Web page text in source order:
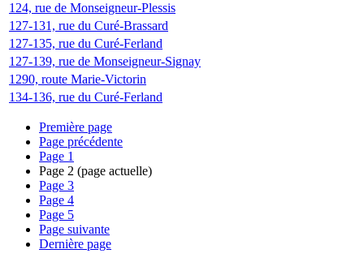
124, rue de Monseigneur-Plessis
127-131, rue du Curé-Brassard
127-135, rue du Curé-Ferland
127-139, rue de Monseigneur-Signay
1290, route Marie-Victorin
134-136, rue du Curé-Ferland
Première page
Page précédente
Page 1
Page 2 (page actuelle)
Page 3
Page 4
Page 5
Page suivante
Dernière page